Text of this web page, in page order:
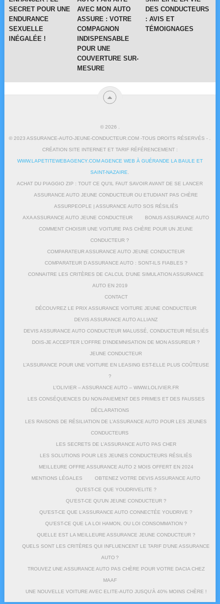
SECRET POUR UNE
ENDURANCE
SEXUELLE
INÉGALÉE !
AVEC MON AUTO
ASSURE : VOTRE
COMPAGNON
INDISPENSABLE
POUR UNE
COUVERTURE SUR-
MESURE
DES CONDUCTEURS
: AVIS ET
TÉMOIGNAGES
© 2026
© 2023 ASSURANCE-AUTO-JEUNE-CONDUCTEUR.COM -TOUS DROITS RÉSERVÉS - .
CRÉATION SITE INTERNET ET TARIF RÉFÉRENCEMENT :
WWW.LAPETITEWEBAGENCY.COM AGENCE WEB À GUÉRANDE LA BAULE ET
SAINT-NAZAIRE
ACHAT DU PIAGGIO ZIP : TOUT CE QU’IL FAUT SAVOIR AVANT DE SE LANCER
ASSURANCE AUTO JEUNE CONDUCTEUR OU ETUDIANT PAS CHÈRE
ASSURPEOPLE | ASSURANCE AUTO SOS RÉSILIÉS
AXA ASSURANCE AUTO JEUNE CONDUCTEUR BONUS ASSURANCE AUTO
COMMENT CHOISIR UNE VOITURE PAS CHÈRE POUR UN JEUNE
CONDUCTEUR ?
COMPARATEUR ASSURANCE AUTO JEUNE CONDUCTEUR
COMPARATEUR D ASSURANCE AUTO : SONT-ILS FIABLES ?
CONNAITRE LES CRITÈRES DE CALCUL D’UNE SIMULATION ASSURANCE
AUTO EN 2019
CONTACT
DÉCOUVREZ LE PRIX ASSURANCE VOITURE JEUNE CONDUCTEUR
DEVIS ASSURANCE AUTO ALLIANZ
DEVIS ASSURANCE AUTO CONDUCTEUR MALUSSÉ, CONDUCTEUR RÉSILIÉS
DOIS-JE ACCEPTER L’OFFRE D’INDEMNISATION DE MON ASSUREUR ?
JEUNE CONDUCTEUR
L’ASSURANCE POUR UNE VOITURE EN LEASING EST-ELLE PLUS COÛTEUSE
?
L’OLIVIER – ASSURANCE AUTO – WWW.LOLIVIER.FR
LES CONSÉQUENCES DU NON-PAIEMENT DES PRIMES ET DES FAUSSES
DÉCLARATIONS
LES RAISONS DE RÉSILIATION DE L’ASSURANCE AUTO POUR LES JEUNES
CONDUCTEURS
LES SECRETS DE L’ASSURANCE AUTO PAS CHER
LES SOLUTIONS POUR LES JEUNES CONDUCTEURS RÉSILIÉS
MEILLEURE OFFRE ASSURANCE AUTO 2 MOIS OFFERT EN 2024
MENTIONS LÉGALES OBTENEZ VOTRE DEVIS ASSURANCE AUTO
QU’EST-CE QUE YOUDRIVELITE ?
QU’EST-CE QU’UN JEUNE CONDUCTEUR ?
QU’EST-CE QUE L’ASSURANCE AUTO CONNECTÉE YOUDRIVE ?
QU’EST-CE QUE LA LOI HAMON, OU LOI CONSOMMATION ?
QUELLE EST LA MEILLEURE ASSURANCE JEUNE CONDUCTEUR ?
QUELS SONT LES CRITÈRES QUI INFLUENCENT LE TARIF D’UNE ASSURANCE
AUTO ?
TROUVEZ UNE ASSURANCE AUTO PAS CHÈRE POUR VOTRE DACIA CHEZ
MAAF
UNE NOUVELLE VOITURE AVEC ELITE-AUTO JUSQU’À 40% MOINS CHÈRE !